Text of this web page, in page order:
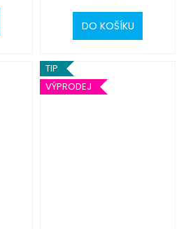
DO KOŠÍKU
TIP
VÝPRODEJ